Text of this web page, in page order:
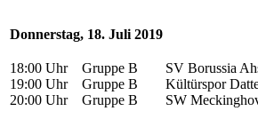
Donnerstag, 18. Juli 2019
18:00 Uhr
19:00 Uhr
20:00 Uhr
Gruppe B
Gruppe B
Gruppe B
SV Borussia
Kültürspor
SW